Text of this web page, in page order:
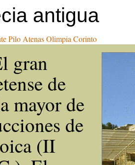
antigua
Pilo AtenasOlimpia Corinto
gran
de
mayor de
de
(II